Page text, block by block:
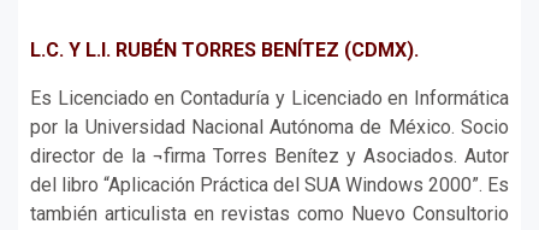
L.C. Y L.I. RUBÉN TORRES BENÍTEZ (CDMX).
Es Licenciado en Contaduría y Licenciado en Informática
por la Universidad Nacional Autónoma de México. Socio
director de la ¬firma Torres Benítez y Asociados. Autor
del libro “Aplicación Práctica del SUA Windows 2000”. Es
también articulista en revistas como Nuevo Consultorio